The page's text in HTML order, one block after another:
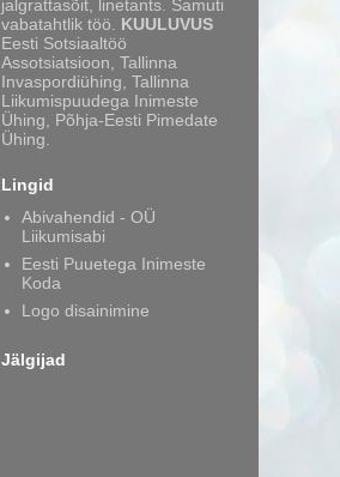
jalgrattasõit, linetants. Samuti
vabatahtlik töö. KUULUVUS
Eesti Sotsiaaltöö
Assotsiatsioon, Tallinna
Invaspordiühing, Tallinna
Liikumispuudega Inimeste
Ühing, Põhja-Eesti Pimedate
Ühing.
Lingid
Abivahendid - OÜ
Liikumisabi
Eesti Puuetega Inimeste
Koda
Logo disainimine
Jälgijad